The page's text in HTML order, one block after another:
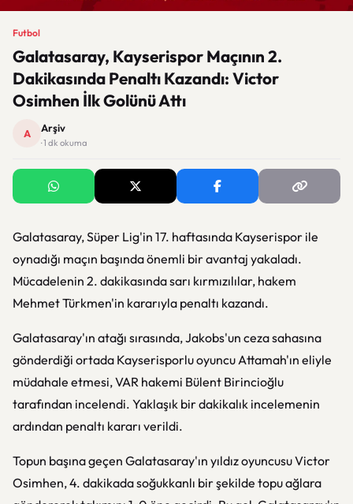
Futbol
Galatasaray, Kayserispor Maçının 2.
Dakikasında Penaltı Kazandı: Victor
Osimhen İlk Golünü Attı
A Arşiv
· 1 dk okuma
Galatasaray, Süper Lig'in 17. haftasında Kayserispor ile
oynadığı maçın başında önemli bir avantaj yakaladı.
Mücadelenin 2. dakikasında sarı kırmızılılar, hakem
Mehmet Türkmen'in kararıyla penaltı kazandı.
Galatasaray'ın atağı sırasında, Jakobs'un ceza sahasına
gönderdiği ortada Kayserisporlu oyuncu Attamah'ın eliyle
müdahale etmesi, VAR hakemi Bülent Birincioğlu
tarafından incelendi. Yaklaşık bir dakikalık incelemenin
ardından penaltı kararı verildi.
Topun başına geçen Galatasaray'ın yıldız oyuncusu Victor
Osimhen, 4. dakikada soğukkanlı bir şekilde topu ağlara